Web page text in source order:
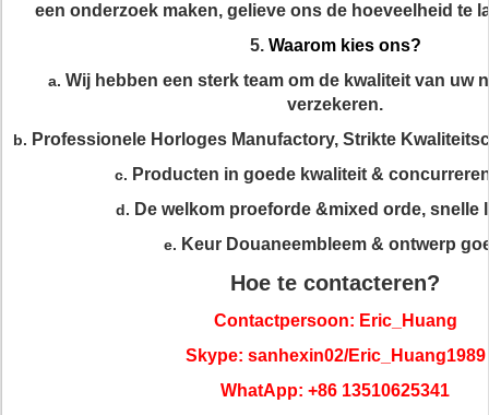
een onderzoek maken, gelieve ons de hoeveelheid te
5. Waarom kies ons?
a. Wij hebben een sterk team om de kwaliteit van uw
verzekeren.
b. Professionele Horloges Manufactory, Strikte
c. Producten in goede kwaliteit &
d. De welkom proeforde &mixed orde, snelle
e. Keur Douaneembleem & ontwerp
Hoe te contacteren?
Contactpersoon: Eric_Huang
Skype: sanhexin02/Eric_Huang1989
WhatApp: +86 13510625341